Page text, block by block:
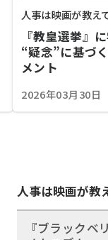
人事は映画が教え
『教皇選挙』
“疑念”に基づ
メント
2026年03月30日
人事は映画が教
『ブラックベ